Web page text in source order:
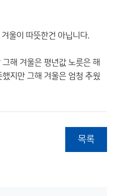
울이 따뜻한건 아닙니다.
해 겨울은 평년값 노릇은 해
지만 그해 겨울은 엄청 추웠
목록